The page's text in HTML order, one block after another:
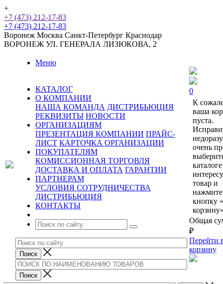
+
+7 (473) 212-17-83
+7 (473) 212-17-83
Воронеж Москва Санкт-Петербург Краснодар
ВОРОНЕЖ УЛ. ГЕНЕРАЛА ЛИЗЮКОВА, 2
Меню
КАТАЛОГ
О КОМПАНИИ
НАША КОМАНДА ДИСТРИБЬЮЦИЯ
РЕКВИЗИТЫ НОВОСТИ
ОРГАНИЗАЦИЯМ
ПРЕЗЕНТАЦИЯ КОМПАНИИ ПРАЙС-
ЛИСТ КАРТОЧКА ОРГАНИЗАЦИИ
ПОКУПАТЕЛЯМ
КОМИССИОННАЯ ТОРГОВЛЯ
ДОСТАВКА И ОПЛАТА ГАРАНТИИ
ПАРТНЕРАМ
УСЛОВИЯ СОТРУДНИЧЕСТВА
ДИСТРИБЬЮЦИЯ
КОНТАКТЫ
0
К
ваша
пуста.
очень
каталоге
товар и
нажмите
кнопку
Общая
₽
Перейти
корзину